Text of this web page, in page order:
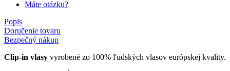
Máte otázku?
Popis
Doručenie tovaru
Bezpečný nákup
Clip-in vlasy vyrobené zo 100% ľudských vlasov európskej kvality.